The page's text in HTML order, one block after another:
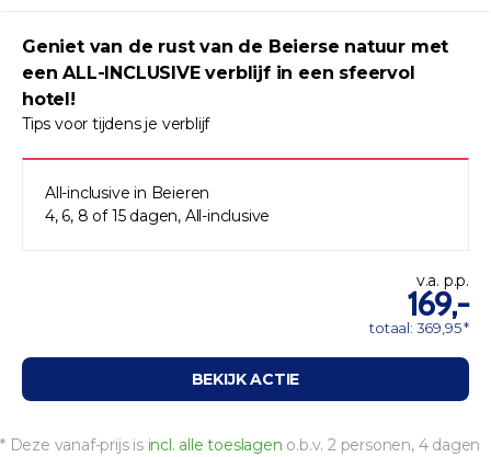
Geniet van de rust van de Beierse natuur met
een ALL-INCLUSIVE verblijf in een sfeervol
hotel!
Tips voor tijdens je verblijf
All-inclusive in Beieren
4, 6, 8 of 15 dagen, All-inclusive
v.a. p.p.
169,-
totaal: 369,95 *
BEKIJK ACTIE
* Deze vanaf-prijs is incl. alle toeslagen o.b.v. 2 personen, 4 dagen